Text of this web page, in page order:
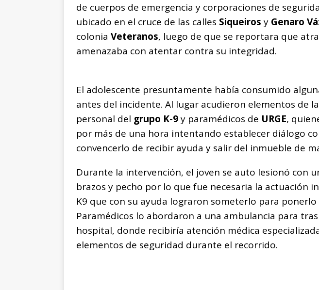
de cuerpos de emergencia y corporaciones de
ubicado en el cruce de las calles Siqueiros y Genaro
colonia Veteranos, luego de que se reportara que
amenazaba con atentar contra su integridad.
El adolescente presuntamente había consumido
antes del incidente. Al lugar acudieron elementos de la
personal del grupo K-9y paramédicos de URGE,
por más de una hora intentando establecer diálogo
convencerlo de recibir ayuda y salir del inmueble de
Durante la intervención, el joven se auto lesionó con
brazos y pecho por lo que fue necesaria la actuación
K9 que con su ayuda lograron someterlo para
Paramédicos lo abordaron a una ambulancia para
hospital, donde recibiría atención médica
elementos de seguridad durante el recorrido.